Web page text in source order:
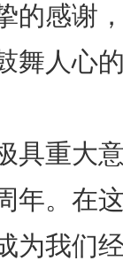
的感谢
舞人心
具重大
年。在
为我们